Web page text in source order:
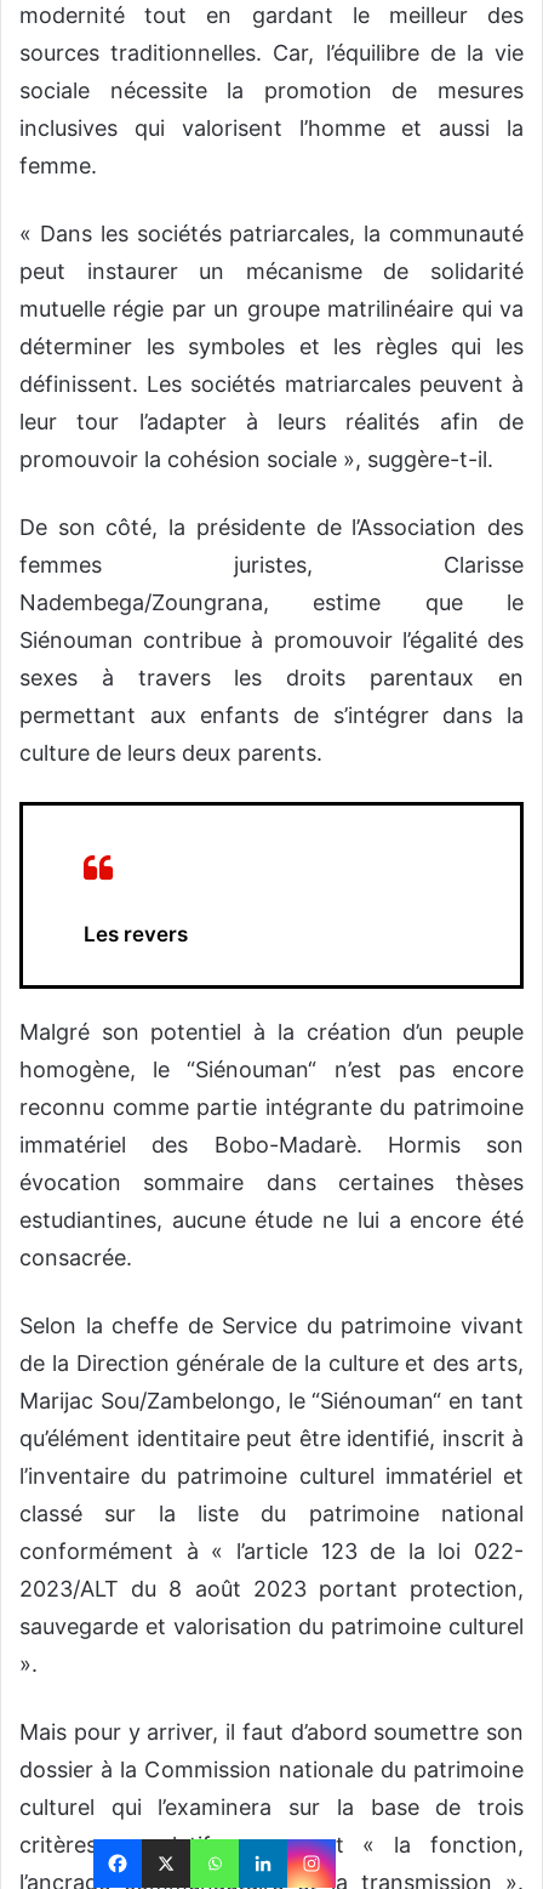
modernité tout en gardant le meilleur des
sources traditionnelles. Car, l’équilibre de la vie
sociale nécessite la promotion de mesures
inclusives qui valorisent l’homme et aussi la
femme.
« Dans les sociétés patriarcales, la communauté
peut instaurer un mécanisme de solidarité
mutuelle régie par un groupe matrilinéaire qui va
déterminer les symboles et les règles qui les
définissent. Les sociétés matriarcales peuvent à
leur tour l’adapter à leurs réalités afin de
promouvoir la cohésion sociale », suggère-t-il.
De son côté, la présidente de l’Association des
femmes juristes, Clarisse
Nadembega/Zoungrana, estime que le
Siénouman contribue à promouvoir l’égalité des
sexes à travers les droits parentaux en
permettant aux enfants de s’intégrer dans la
culture de leurs deux parents.
Les revers
Malgré son potentiel à la création d’un peuple
homogène, le “Siénouman“ n’est pas encore
reconnu comme partie intégrante du patrimoine
immatériel des Bobo-Madarè. Hormis son
évocation sommaire dans certaines thèses
estudiantines, aucune étude ne lui a encore été
consacrée.
Selon la cheffe de Service du patrimoine vivant
de la Direction générale de la culture et des arts,
Marijac Sou/Zambelongo, le “Siénouman“ en tant
qu’élément identitaire peut être identifié, inscrit à
l’inventaire du patrimoine culturel immatériel et
classé sur la liste du patrimoine national
conformément à « l’article 123 de la loi 022-
2023/ALT du 8 août 2023 portant protection,
sauvegarde et valorisation du patrimoine culturel
».
Mais pour y arriver, il faut d’abord soumettre son
dossier à la Commission nationale du patrimoine
culturel qui l’examinera sur la base de trois
critères cumulatifs que sont « la fonction,
l’ancrage communautaire et la transmission ».